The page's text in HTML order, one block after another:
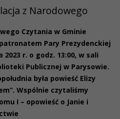
z Narodowego
Czytania w Gminie
Pary Prezydenckiej
2023 r. o godz. 13:00, w sali
Publicznej w Parysowie.
była powieść Elizy
Wspólnie czytaliśmy
I – opowieść o Janie i